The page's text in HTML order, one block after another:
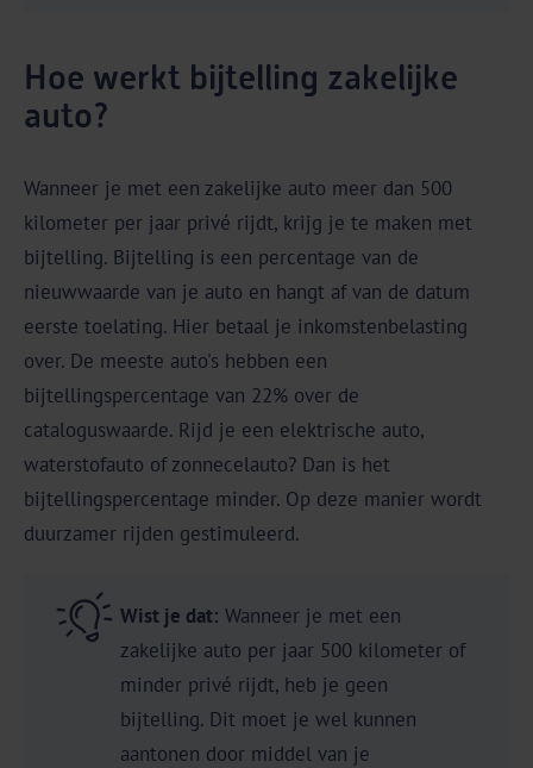
Hoe werkt bijtelling zakelijke
auto?
Wanneer je met een zakelijke auto meer dan 500
kilometer per jaar privé rijdt, krijg je te maken met
bijtelling. Bijtelling is een percentage van de
nieuwwaarde van je auto en hangt af van de datum
eerste toelating. Hier betaal je inkomstenbelasting
over. De meeste auto's hebben een
bijtellingspercentage van 22% over de
cataloguswaarde. Rijd je een elektrische auto,
waterstofauto of zonnecelauto? Dan is het
bijtellingspercentage minder. Op deze manier wordt
duurzamer rijden gestimuleerd.
Wist je dat: Wanneer je met een
zakelijke auto per jaar 500 kilometer of
minder privé rijdt, heb je geen
bijtelling. Dit moet je wel kunnen
aantonen door middel van je